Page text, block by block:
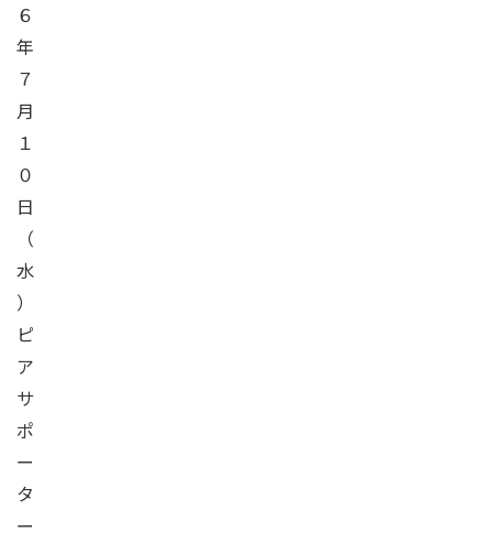
６
年
７
月
１
０
日
（
水
）
ピ
ア
サ
ポ
ー
タ
ー